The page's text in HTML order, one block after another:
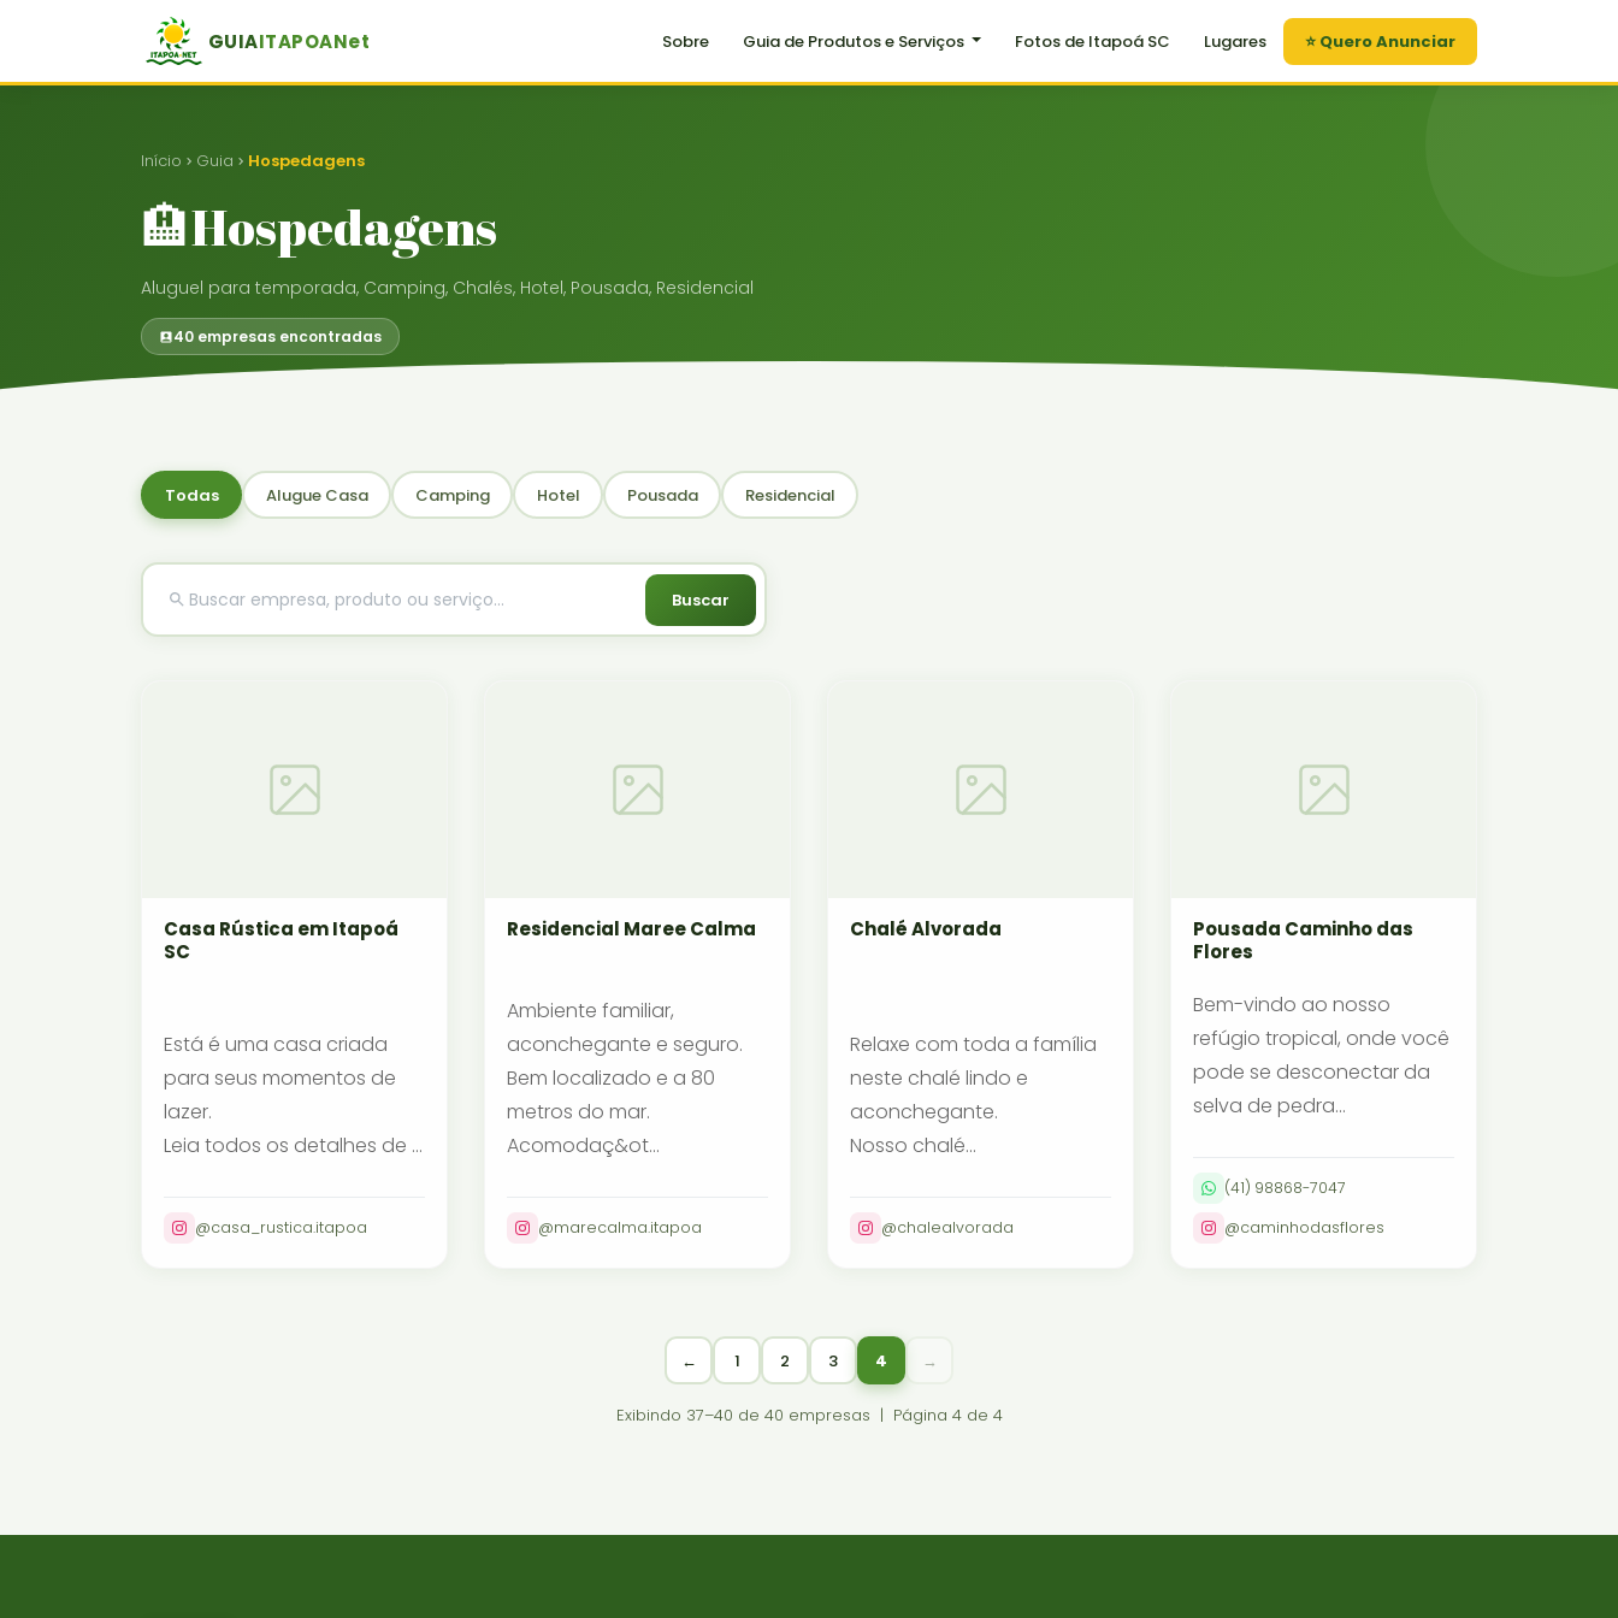
GUIAITAPOANet Sobre Guia de Produtos e Serviços Fotos de Itapoá SC Lugares ⭐ Quero Anunciar
Início Guia Hospedagens
🏨Hospedagens
Aluguel para temporada, Camping, Chalés, Hotel, Pousada, Residencial
40 empresas encontradas
Todas Alugue Casa Camping Hotel Pousada Residencial
Buscar
Casa Rústica em Itapoá
SC
Está é uma casa criada
para seus momentos de
lazer.
Leia todos os detalhes de ...
@casa_rustica.itapoa
Residencial Maree Calma
Ambiente familiar,
aconchegante e seguro.
Bem localizado e a 80
metros do mar.
Acomodaç&ot...
@marecalma.itapoa
Chalé Alvorada
Relaxe com toda a família
neste chalé lindo e
aconchegante.
Nosso chalé...
@chalealvorada
Pousada Caminho das
Flores
Bem-vindo ao nosso
refúgio tropical, onde você
pode se desconectar da
selva de pedra...
(41) 98868-7047
@caminhodasflores
← 1 2 3 4 →
Exibindo 37–40 de 40 empresas | Página 4 de 4